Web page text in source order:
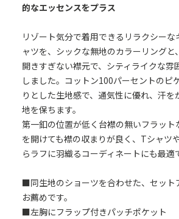
的なエッセンスをプラス
リゾート気分で着用できるリラクシーな
ャツを、シックな無地のカラーリングと
開きすぎない襟元で、シティライクな雰
しました。コットン100パーセントのピ
りとした生地感で、通気性に優れ、汗を
地を保ちます。
第一釦の位置が低く台襟の無いフラット
を開けても襟の収まりが良く、Tシャツ
らラフに羽織るコーディネートにも最適
■同生地のショーツを合わせた、セット
お薦めです。
■左胸にフラップ付きパッチポケット